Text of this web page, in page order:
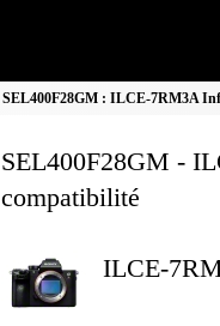
SEL400F28GM : ILCE-7RM3A
SEL400F28GM -
compatibilité
ILCE-